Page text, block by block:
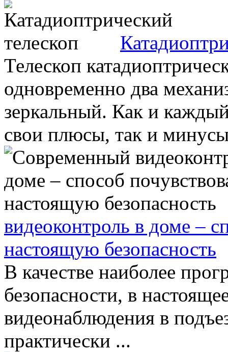
Телескоп
одновременно два
зеркальный. Как и
свои плюсы, так и
видеоконтроль в доме –
настоящую безопасность
В качестве наиболее
безопасности, в
видеонаблюдения в
практически ...